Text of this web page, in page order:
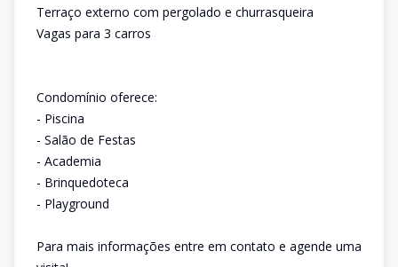
Terraço externo com pergolado e churrasqueira
Vagas para 3 carros
Condomínio oferece:
- Piscina
- Salão de Festas
- Academia
- Brinquedoteca
- Playground
Para mais informações entre em contato e agende uma